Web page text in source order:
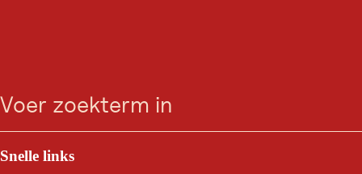
Outdoor & Sport
Bestemmingen voor excursies
Snelle links